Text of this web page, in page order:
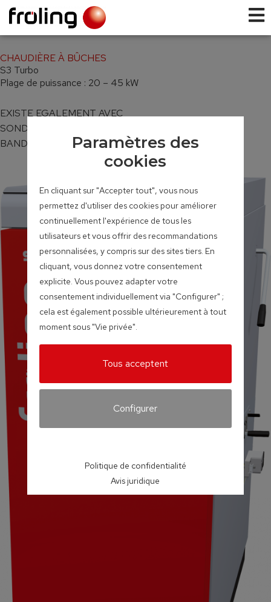
CHAUDIÈRE À BÛCHES
S3 Turbo
Plage de puissance : 20 – 45 kW
EXISTE EGALEMENT AVEC
SONDE LAMBDA LARGE
BANDE ET SERVOMOTEURSParamètres des
cookies
En cliquant sur "Accepter tout", vous nous
permettez d'utiliser des cookies pour améliorer
continuellement l'expérience de tous les
utilisateurs et vous offrir des recommandations
personnalisées, y compris sur des sites tiers. En
cliquant, vous donnez votre consentement
explicite. Vous pouvez adapter votre
consentement individuellement via "Configurer" ;
cela est également possible ultérieurement à tout
moment sous "Vie privée".
Tous acceptent
Configurer
Politique de confidentialité
Avis juridique